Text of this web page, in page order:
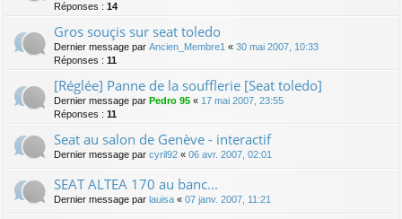
Réponses : 14
Gros souçis sur seat toledo
Dernier message par Ancien_Membre1 « 30 mai 2007, 10:33
Réponses : 11
[Réglée] Panne de la soufflerie [Seat toledo]
Dernier message par Pedro 95 « 17 mai 2007, 23:55
Réponses : 11
Seat au salon de Genève - interactif
Dernier message par cyril92 « 06 avr. 2007, 02:01
SEAT ALTEA 170 au banc...
Dernier message par lauisa « 07 janv. 2007, 11:21